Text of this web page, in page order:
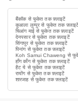
बैंकॉक से फुकेत तक फ़्लाइटें
कुआला लुम्पुर से फुकेत तक
चिआंग माई से फुकेत तक फ़्लाइटें
देनपसार से फुकेत तक फ़्लाइटें
सिंगापुर से फुकेत तक फ़्लाइटें
पिनांग से फुकेत तक फ़्लाइटें
Koh Samui Chaweng से
हाँग काँग से फुकेत तक फ़्लाइटें
हैट ये से फुकेत तक फ़्लाइटें
रायोंग से फुकेत तक फ़्लाइटें
शारजाह से फुकेत तक फ़्लाइटें